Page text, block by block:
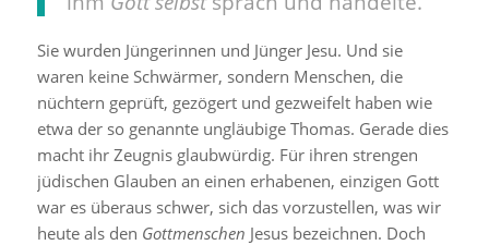
Sie wurden Jüngerinnen und Jünger Jesu. Und sie
waren keine Schwärmer, sondern Menschen, die
nüchtern geprüft, gezögert und gezweifelt haben wie
etwa der so genannte ungläubige Thomas. Gerade dies
macht ihr Zeugnis glaubwürdig. Für ihren strengen
jüdischen Glauben an einen erhabenen, einzigen Gott
war es überaus schwer, sich das vorzustellen, was wir
heute als den Gottmenschen Jesus bezeichnen. Doch